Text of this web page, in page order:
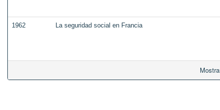
1962 La seguridad social en Francia